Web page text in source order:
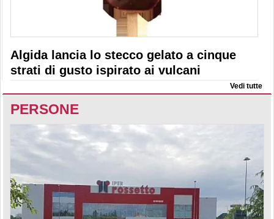
Algida lancia lo stecco gelato a cinque
strati di gusto ispirato ai vulcani
Vedi tutte
PERSONE